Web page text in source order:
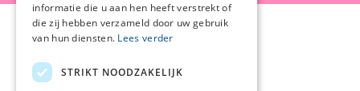
Over Palliaweb
Privacyverklaring
informatie die u aan hen heeft verstrekt of
die zij hebben verzameld door uw gebruik
van hun diensten. Lees verder
STRIKT NOODZAKELIJK